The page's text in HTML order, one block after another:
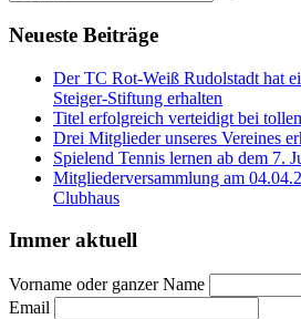
Neueste Beiträge
Der TC Rot-Weiß Rudolstadt hat
Steiger-Stiftung erhalten
Titel erfolgreich verteidigt bei
Drei Mitglieder unseres Vereines
Spielend Tennis lernen ab dem 7.
Mitgliederversammlung am
Clubhaus
Immer aktuell
Vorname oder ganzer Name
Email